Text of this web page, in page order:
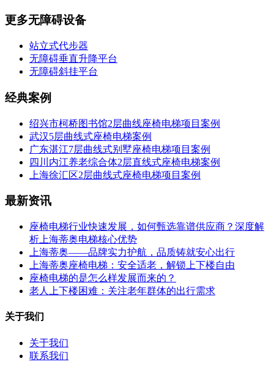
更多无障碍设备
站立式代步器
无障碍垂直升降平台
无障碍斜挂平台
经典案例
绍兴市柯桥图书馆2层曲线座椅电梯项目案例
武汉5层曲线式座椅电梯案例
广东湛江7层曲线式别墅座椅电梯项目案例
四川内江养老综合体2层直线式座椅电梯案例
上海徐汇区2层曲线式座椅电梯项目案例
最新资讯
座椅电梯行业快速发展，如何甄选靠谱供应商？深度解
析上海蒂奥电梯核心优势
上海蒂奥——品牌实力护航，品质铸就安心出行
上海蒂奥座椅电梯：安全适老，解锁上下楼自由
座椅电梯的是怎么样发展而来的？
老人上下楼困难：关注老年群体的出行需求
关于我们
关于我们
联系我们